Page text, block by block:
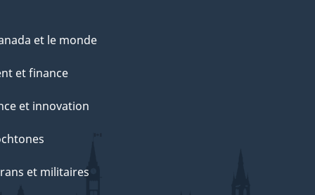
et le monde
et finance
et innovation
et militaires